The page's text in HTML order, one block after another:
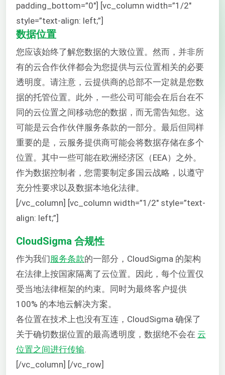
padding_bottom=”0″] [vc_column width=”1/2″
style=”text-align: left;”]
数据位置
您应该始终了解您数据的大致位置。然而，并非所
有的云合作伙伴都会为您提供与云位置相关的必要
透明度。请注意，云提供商的总部不一定就是您数
据的托管位置。此外，一些公司可能会在后台在不
同的云位置之间移动您的数据，而无需告知您。这
可能是云合作伙伴服务条款的一部分。最后但同样
重要的是，云服务提供商可能会将数据存储在多个
位置。其中一些可能在欧洲经济区（EEA）之外。
作为数据控制者，您需要制定多国云战略，以遵守
充分性要求以及数据本地化法律。
[/vc_column] [vc_column width=”1/2″ style=”text-
align: left;”]
CloudSigma 合规性
作为我们服务条款的一部分，CloudSigma 的架构
在法律上按国家隔离了云位置。因此，每个位置仅
受当地法律框架的约束。同时为最终客户提供
100% 的本地云解决方案。
各位置在技术上也没有互连，CloudSigma 确保了
关于确切数据位置的最高透明度，数据绝不会在 云
位置之间进行传输
[/vc_column] [/vc_row]